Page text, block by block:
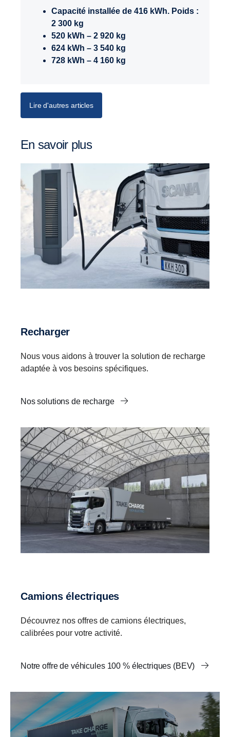
Capacité installée de 416 kWh. Poids :
2 300 kg
520 kWh – 2 920 kg
624 kWh – 3 540 kg
728 kWh – 4 160 kg
Lire d'autres articles
En savoir plus
Recharger
Nous vous aidons à trouver la solution de recharge
adaptée à vos besoins spécifiques.
Nos solutions de recharge
Camions électriques
Découvrez nos offres de camions électriques,
calibrées pour votre activité.
Notre offre de véhicules 100 % électriques (BEV)